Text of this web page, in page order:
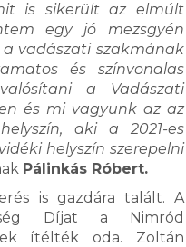
is sikerült az elmúlt
egy jó mezsgyén
vadászati szakmának
és színvonalas
a Vadászati
és mi vagyunk az az
aki a 2021-es
helyszín szerepelni
Pálinkás Róbert.
is gazdára talált. A
Díjat a Nimród
ítélték oda. Zoltán